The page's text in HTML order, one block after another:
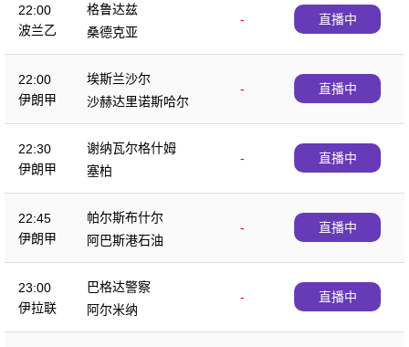
22:00
波兰乙
格鲁达兹
-
桑德克亚
直播中
22:00
伊朗甲
埃斯兰沙尔
-
沙赫达里诺斯哈尔
直播中
22:30
伊朗甲
谢纳瓦尔格什姆
-
塞柏
直播中
22:45
伊朗甲
帕尔斯布什尔
-
阿巴斯港石油
直播中
23:00
伊拉联
巴格达警察
-
阿尔米纳
直播中